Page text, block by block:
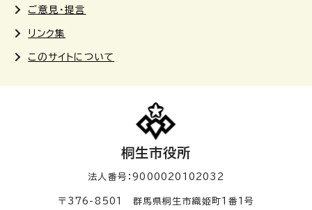
ご意見・提言
リンク集
このサイトについて
桐生市役所
法人番号：9000020102032
〒376-8501 群馬県桐生市織姫町1番1号